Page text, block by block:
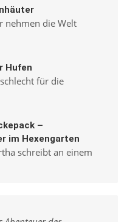
nehmen die Welt
Hufen
für die
–
im Hexengarten
schreibt an einem